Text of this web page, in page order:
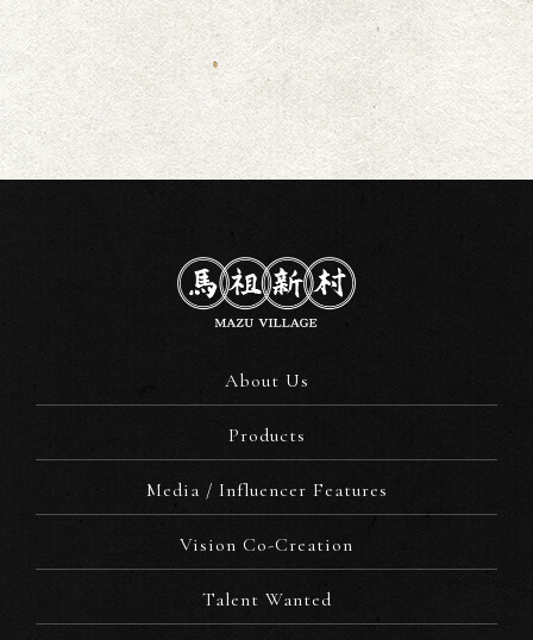
About Us
Products
Media / Influencer Features
Vision Co-Creation
Talent Wanted